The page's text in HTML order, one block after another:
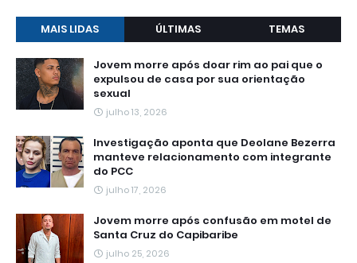
MAIS LIDAS ÚLTIMAS TEMAS
Jovem morre após doar rim ao pai que o
expulsou de casa por sua orientação
sexual
julho 13, 2026
Investigação aponta que Deolane Bezerra
manteve relacionamento com integrante
do PCC
julho 17, 2026
Jovem morre após confusão em motel de
Santa Cruz do Capibaribe
julho 25, 2026